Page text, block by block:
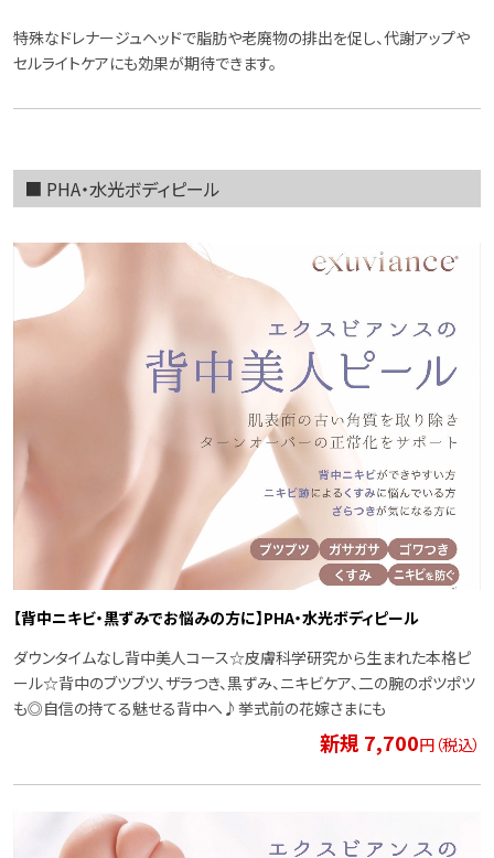
特殊なドレナージュヘッドで脂肪や老廃物の排出を促し、代謝アップや
セルライトケアにも効果が期待できます。
■ PHA・水光ボディピール
【背中ニキビ・黒ずみでお悩みの方に】PHA・水光ボディピール
ダウンタイムなし背中美人コース☆皮膚科学研究から生まれた本格ピ
ール☆背中のブツブツ、ザラつき、黒ずみ、ニキビケア、二の腕のポツポツ
も◎自信の持てる魅せる背中へ♪挙式前の花嫁さまにも
新規 7,700円（税込）